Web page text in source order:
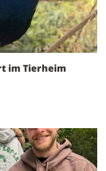
im Tierheim